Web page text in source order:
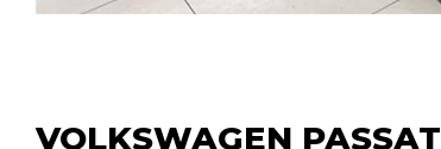
VOLKSWAGEN PASSAT